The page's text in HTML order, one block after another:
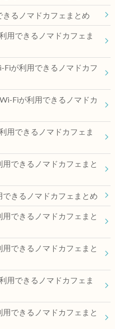
るノマドカフェまとめ
用できるノマドカフェま
が利用できるノマドカフ
Fiが利用できるノマドカ
用できるノマドカフェま
できるノマドカフェまと
きるノマドカフェまとめ
できるノマドカフェまと
できるノマドカフェまと
用できるノマドカフェま
できるノマドカフェまと